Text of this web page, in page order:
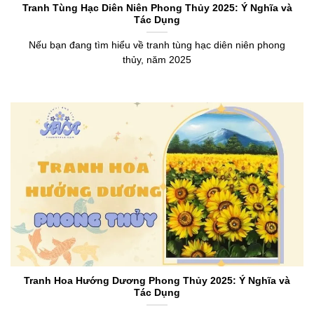
Tranh Tùng Hạc Diên Niên Phong Thủy 2025: Ý Nghĩa và
Tác Dụng
Nếu bạn đang tìm hiểu về tranh tùng hạc diên niên phong
thủy, năm 2025
Tranh Hoa Hướng Dương Phong Thủy 2025: Ý Nghĩa và
Tác Dụng